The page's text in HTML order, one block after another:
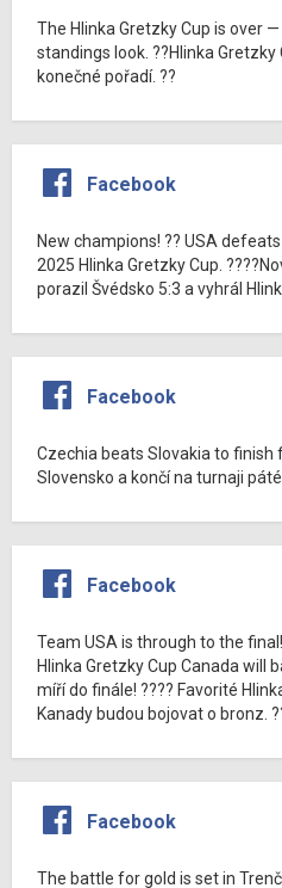
The Hlinka Gretzky Cup is over —
standings look. ??Hlinka
konečné pořadí. ??
Facebook
New champions! ?? USA
2025 Hlinka Gretzky Cup.
porazil Švédsko 5:3 a vyhrál
Facebook
Czechia beats Slovakia to finish
Slovensko a končí na turnaji
Facebook
Team USA is through to the
Hlinka Gretzky Cup Canada will
míří do finále! ???? Favorité
Kanady budou bojovat o bronz.
Facebook
The battle for gold is set in